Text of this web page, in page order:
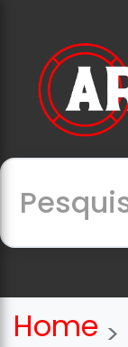
Home